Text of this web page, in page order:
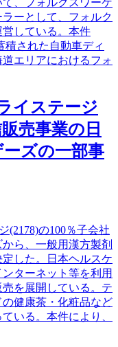
、フォルクスワーゲ
ーとして、フォルク
している。本件
された自動車ディ
エリアにおけるフォ
イステージ
売事業の日
ズの一部事
(2178)の100％子会社
ら、一般用漢方製剤
した。日本ヘルスケ
ターネット等を利用
を展開している。テ
健康茶・化粧品など
いる。本件により、